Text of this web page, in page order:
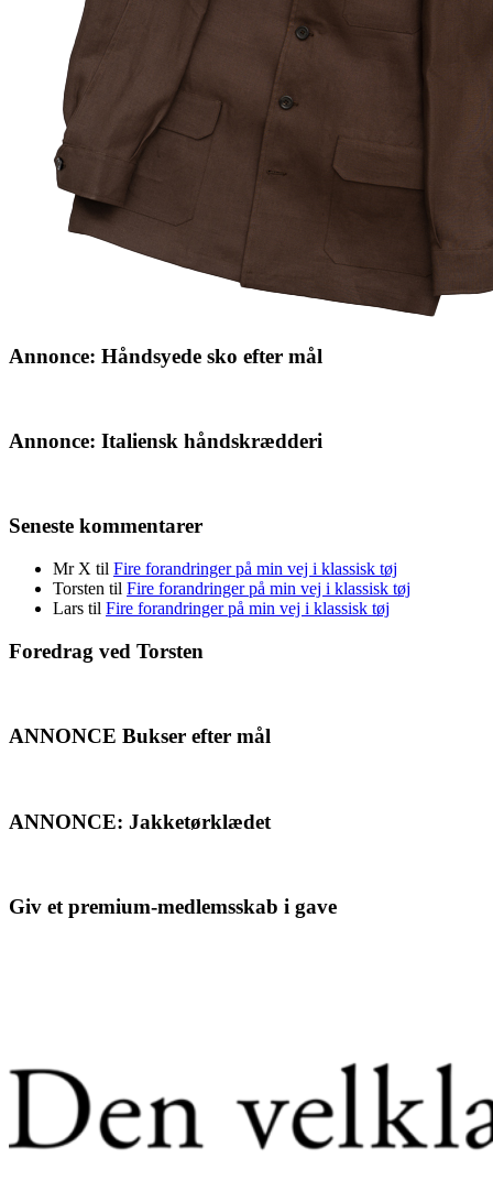
Annonce: Håndsyede sko efter mål
Annonce: Italiensk håndskrædderi
Seneste kommentarer
Mr X til Fire forandringer på min vej i klassisk tøj
Torsten til Fire forandringer på min vej i klassisk tøj
Lars til Fire forandringer på min vej i klassisk tøj
Foredrag ved Torsten
ANNONCE Bukser efter mål
ANNONCE: Jakketørklædet
Giv et premium-medlemsskab i gave